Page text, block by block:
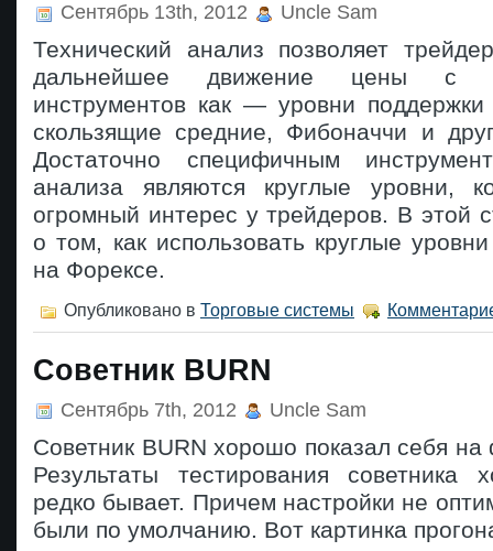
Сентябрь 13th, 2012 Uncle Sam
Технический анализ позволяет
дальнейшее движение цены с
инструментов как — уровни поддержки
скользящие средние, Фибоначчи и
Достаточно специфичным
анализа являются круглые уровни,
огромный интерес у трейдеров. В этой
о том, как использовать круглые
на Форексе.
Опубликовано в Торговые системы
Советник BURN
Сентябрь 7th, 2012 Uncle Sam
Советник BURN хорошо показал себя
Результаты тестирования советника
редко бывает. Причем настройки не
были по умолчанию. Вот картинка